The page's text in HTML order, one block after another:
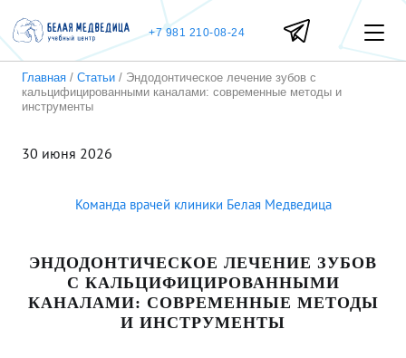
+7 981 210-08-24
Главная / Статьи / Эндодонтическое лечение зубов с
кальцифицированными каналами: современные методы и
инструменты
30 июня 2026
Команда врачей клиники Белая Медведица
ЭНДОДОНТИЧЕСКОЕ ЛЕЧЕНИЕ ЗУБОВ
С КАЛЬЦИФИЦИРОВАННЫМИ
КАНАЛАМИ: СОВРЕМЕННЫЕ МЕТОДЫ
И ИНСТРУМЕНТЫ